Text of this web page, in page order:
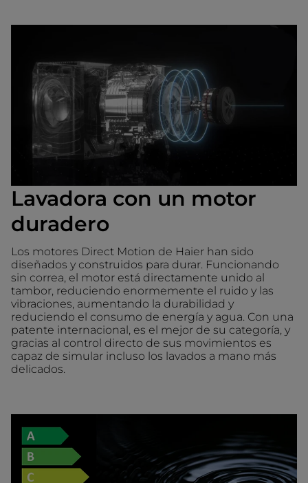
Lavadora con un motor
duradero
Los motores Direct Motion de Haier han sido
diseñados y construidos para durar. Funcionando
sin correa, el motor está directamente unido al
tambor, reduciendo enormemente el ruido y las
vibraciones, aumentando la durabilidad y
reduciendo el consumo de energía y agua. Con una
patente internacional, es el mejor de su categoría, y
gracias al control directo de sus movimientos es
capaz de simular incluso los lavados a mano más
delicados.